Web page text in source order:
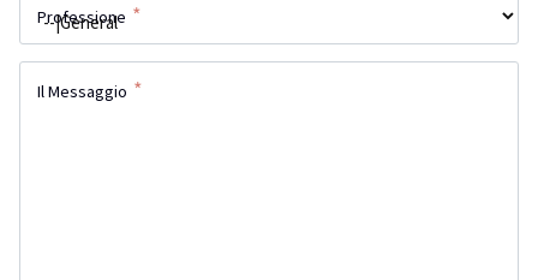
Professione *
Il Messaggio *